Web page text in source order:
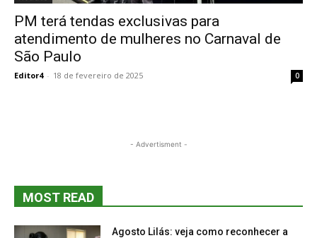
PM terá tendas exclusivas para
atendimento de mulheres no Carnaval de
São Paulo
Editor4 - 18 de fevereiro de 2025 0
- Advertisment -
MOST READ
Agosto Lilás: veja como reconhecer a